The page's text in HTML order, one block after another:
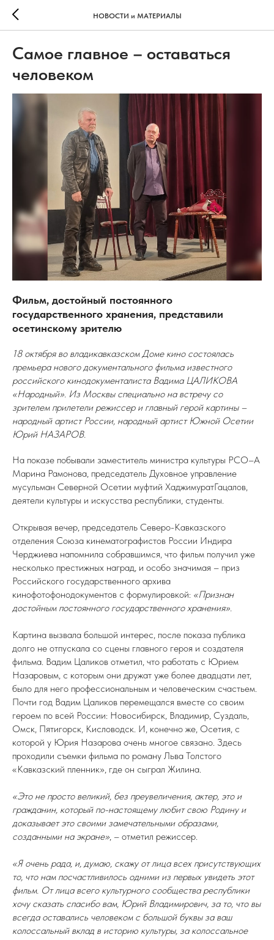
НОВОСТИ и МАТЕРИАЛЫ
Самое главное – оставаться
человеком
Фильм, достойный постоянного
государственного хранения, представили
осетинскому зрителю
18 октября во владикавказском Доме кино состоялась
премьера нового документального фильма известного
российского кинодокументалиста Вадима ЦАЛИКОВА
«Народный». Из Москвы специально на встречу со
зрителем прилетели режиссер и главный герой картины –
народный артист России, народный артист Южной Осетии
Юрий НАЗАРОВ.
На показе побывали заместитель министра культуры РСО–А
Марина Рамонова, председатель Духовное управление
мусульман Северной Осетии муфтий ХаджимуратГацалов,
деятели культуры и искусства республики, студенты.
Открывая вечер, председатель Северо-Кавказского
отделения Союза кинематографистов России Индира
Черджиева напомнила собравшимся, что фильм получил уже
несколько престижных наград, и особо значимая – приз
Российского государственного архива
кинофотофонодокументов с формулировкой: «Признан
достойным постоянного государственного хранения».
Картина вызвала большой интерес, после показа публика
долго не отпускала со сцены главного героя и создателя
фильма. Вадим Цаликов отметил, что работать с Юрием
Назаровым, с которым они дружат уже более двадцати лет,
было для него профессиональным и человеческим счастьем.
Почти год Вадим Цаликов перемещался вместе со своим
героем по всей России: Новосибирск, Владимир, Суздаль,
Омск, Пятигорск, Кисловодск. И, конечно же, Осетия, с
которой у Юрия Назарова очень многое связано. Здесь
проходили съемки фильма по роману Льва Толстого
«Кавказский пленник», где он сыграл Жилина.
«Это не просто великий, без преувеличения, актер, это и
гражданин, который по-настоящему любит свою Родину и
доказывает это своими замечательными образами,
созданными на экране», – отметил режиссер.
«Я очень рада, и, думаю, скажу от лица всех присутствующих
то, что нам посчастливилось одними из первых увидеть этот
фильм. От лица всего культурного сообщества республики
хочу сказать спасибо вам, Юрий Владимирович, за то, что вы
всегда оставались человеком с большой буквы за ваш
колоссальный вклад в историю культуры, за колоссальное